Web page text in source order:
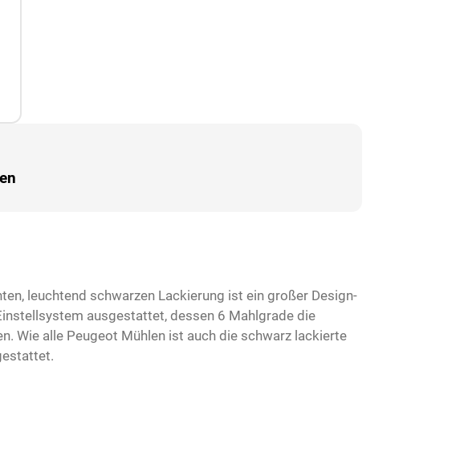
leuchtend schwarzen Lackierung ist ein großer Design-
ausgestattet, dessen 6 Mahlgrade die
Wie alle Peugeot Mühlen ist auch die schwarz lackierte